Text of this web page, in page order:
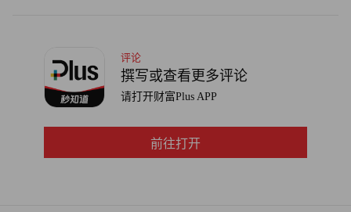
评论
撰写或查看更多评论
请打开财富Plus APP
前往打开